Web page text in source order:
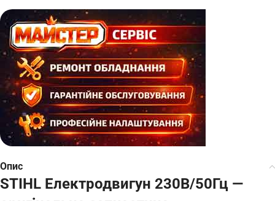
Опис
STIHL Електродвигун 230В/50Гц —